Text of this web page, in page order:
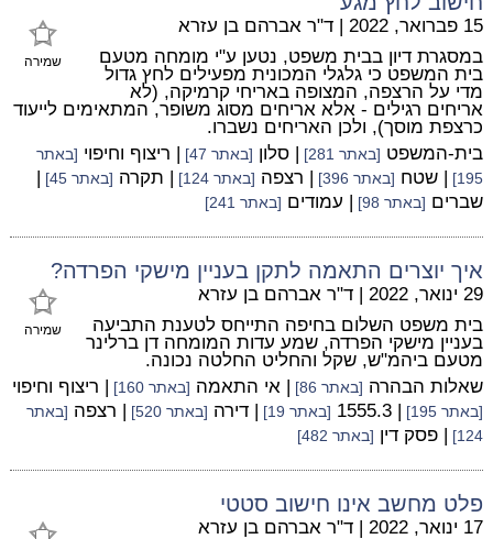
שמירה
15 פברואר, 2022 | ד"ר אברהם בן עזרא
במסגרת דיון בבית משפט, נטען ע"י מומחה מטעם
בית המשפט כי גלגלי המכונית מפעילים לחץ גדול
מדי על הרצפה, המצופה באריחי קרמיקה, (לא
אריחים רגילים - אלא אריחים מסוג משופר, המתאימים לייעוד
כרצפת מוסך), ולכן האריחים נשברו.
בית-המשפט [באתר 281] | סלון [באתר 47] | ריצוף וחיפוי [באתר
195]
| שטח [באתר 396] | רצפה [באתר 124] | תקרה [באתר 45]
|
שברים [באתר 98] | עמודים [באתר 241]
איך יוצרים התאמה לתקן בעניין מישקי הפרדה?
שמירה
29 ינואר, 2022 | ד"ר אברהם בן עזרא
בית משפט השלום בחיפה התייחס לטענת התביעה
בעניין מישקי הפרדה, שמע עדות המומחה דן ברלינר
מטעם ביהמ"ש, שקל והחליט החלטה נכונה.
שאלות הבהרה [באתר 86] | אי התאמה [באתר 160] | ריצוף וחיפוי
[באתר 195] | 1555.3 [באתר 19] | דירה [באתר 520] | רצפה [באתר
124]
| פסק דין [באתר 482]
פלט מחשב אינו חישוב סטטי
17 ינואר, 2022 | ד"ר אברהם בן עזרא